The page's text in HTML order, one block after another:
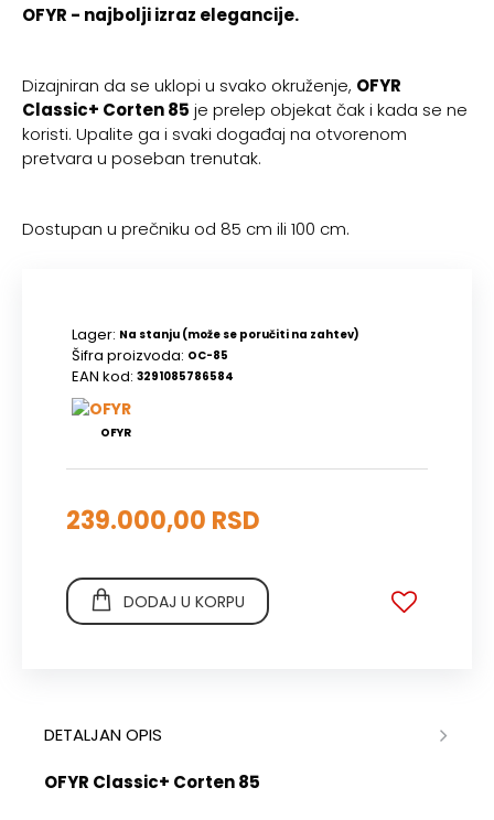
OFYR - najbolji izraz elegancije.
Dizajniran da se uklopi u svako okruženje, OFYR
Classic+ Corten 85 je prelep objekat čak i kada se ne
koristi. Upalite ga i svaki događaj na otvorenom
pretvara u poseban trenutak.
Dostupan u prečniku od 85 cm ili 100 cm.
Lager: Na stanju (može se poručiti na zahtev)
Šifra proizvoda: OC-85
EAN kod: 3291085786584
OFYR
239.000,00 RSD
DODAJ U KORPU
DETALJAN OPIS
OFYR Classic+ Corten 85